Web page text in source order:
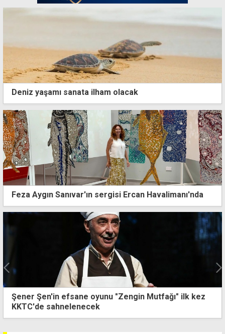
Deniz yaşamı sanata ilham olacak
Feza Aygın Sanıvar'ın sergisi Ercan Havalimanı'nda
Şener Şen'in efsane oyunu "Zengin Mutfağı" ilk kez
KKTC'de sahnelenecek